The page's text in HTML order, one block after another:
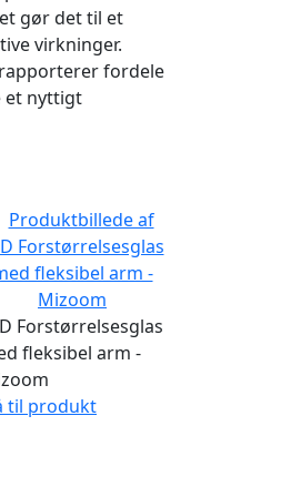
gør det til et
virkninger.
fordele
et nyttigt
Forstørrelsesglas
fleksibel arm -
til produkt